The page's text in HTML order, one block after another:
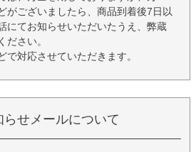
がございましたら、商品到着後7日以
にてお知らせいただいたうえ、弊蔵
ださい。
で対応させていただきます。
らせメールについて